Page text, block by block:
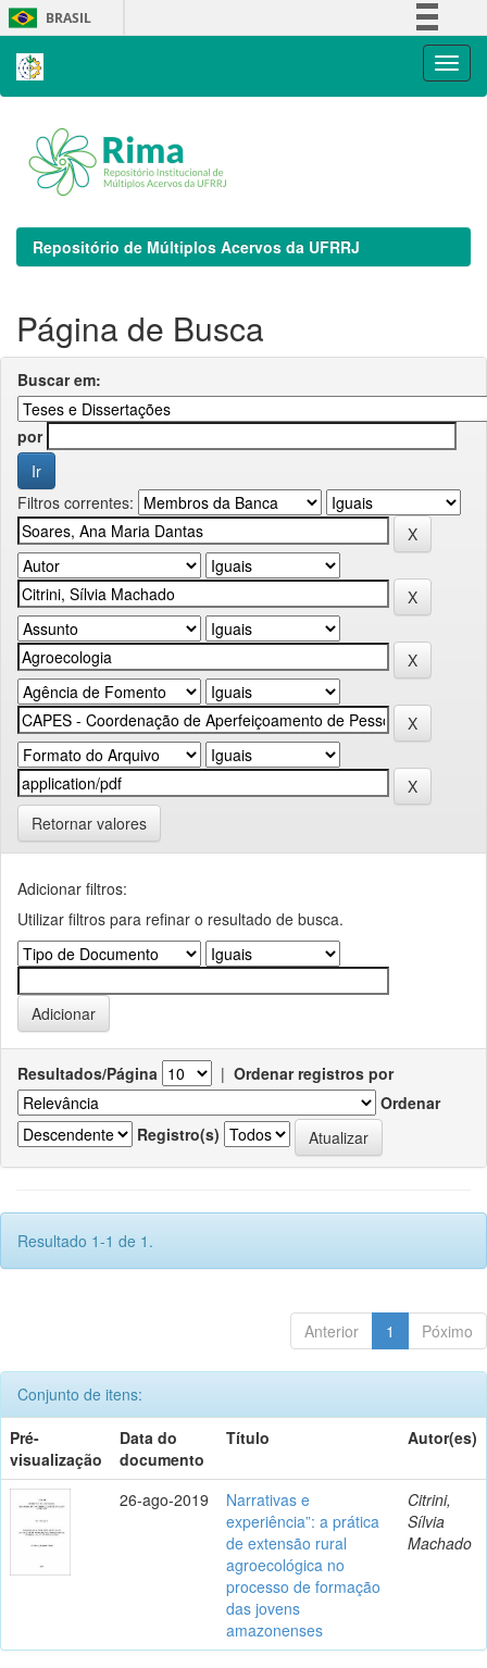
Skip
navigation
BRASIL
Repositório de Múltiplos Acervos da UFRRJ
Página de Busca
Buscar em:
por
Filtros correntes:
Retornar valores
Adicionar filtros:
Utilizar filtros para refinar o resultado de busca.
Resultados/Página | Ordenar registros por
Ordenar
Registro(s)
Resultado 1-1 de 1.
Anterior 1 Póximo
Conjunto de itens:
Pré-
visualização
Data do
documento
Título Autor(es)
26-ago-2019
Narrativas e
experiência”: a prática
de extensão rural
agroecológica no
processo de formação
das jovens
amazonenses
Citrini,
Sílvia
Machado